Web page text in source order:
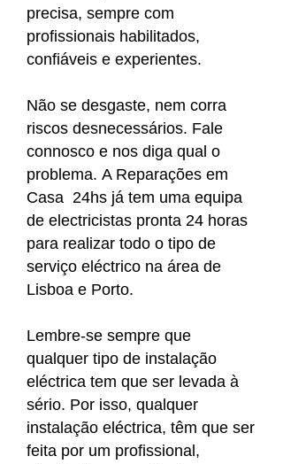
precisa, sempre com
profissionais habilitados,
confiáveis e experientes.
Não se desgaste, nem corra
riscos desnecessários. Fale
connosco e nos diga qual o
problema. A Reparações em
Casa 24hs já tem uma equipa
de electricistas pronta 24 horas
para realizar todo o tipo de
serviço eléctrico na área de
Lisboa e Porto.
Lembre-se sempre que
qualquer tipo de instalação
eléctrica tem que ser levada à
sério. Por isso, qualquer
instalação eléctrica, têm que ser
feita por um profissional,